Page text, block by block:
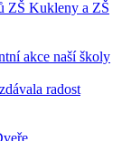
ZŠ Kukleny a ZŠ
akce naší školy
radost